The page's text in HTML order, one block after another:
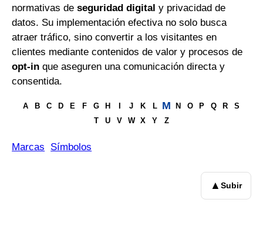
normativas deseguridad digital y privacidad de
datos. Su implementación efectiva no solo busca
atraer tráfico, sino convertir a los visitantes en
clientes mediante contenidos de valor y procesos de
opt-in que aseguren una comunicación directa y
consentida.
A B C D E F G H J K L M N O P Q R
S
T
U V W X Y Z
Marcas Símbolos
▲ Subir